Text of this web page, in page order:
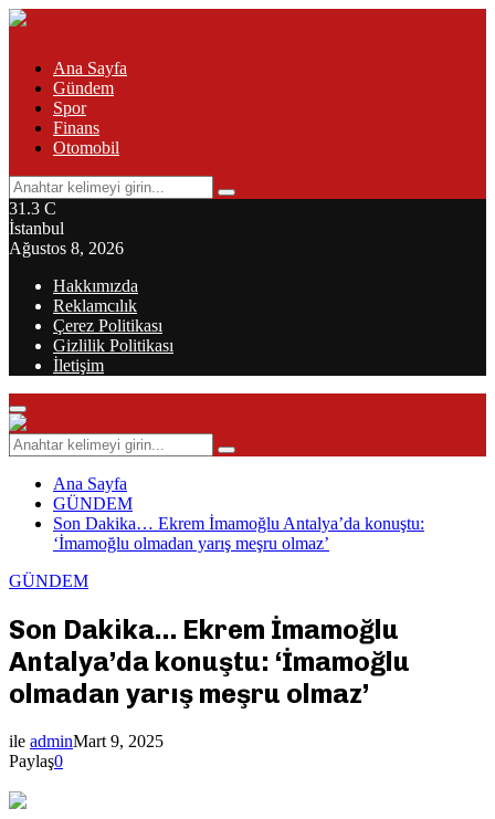
Ana Sayfa
Gündem
Spor
Finans
Otomobil
Search
for:
Search
31.3 C
İstanbul
Ağustos 8, 2026
Hakkımızda
Reklamcılık
Çerez Politikası
Gizlilik Politikası
İletişim
Primary
Menu
Search
for:
Search
Ana Sayfa
GÜNDEM
Son Dakika… Ekrem İmamoğlu Antalya’da konuştu:
‘İmamoğlu olmadan yarış meşru olmaz’
GÜNDEM
Son Dakika… Ekrem İmamoğlu
Antalya’da konuştu: ‘İmamoğlu
olmadan yarış meşru olmaz’
ile adminMart 9, 2025
Paylaş0